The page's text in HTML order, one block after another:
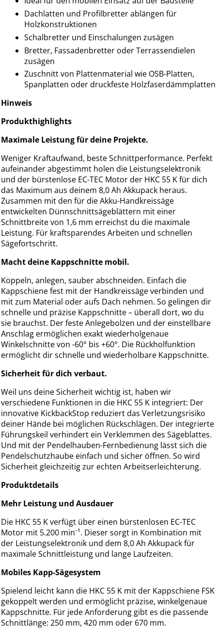
Dachlatten und Profilbretter ablängen für
Holzkonstruktionen
Schalbretter und Einschalungen zusägen
Bretter, Fassadenbretter oder Terrassendielen
zusägen
Zuschnitt von Plattenmaterial wie OSB-Platten,
Spanplatten oder druckfeste Holzfaserdämmplatten
Hinweis
Produkthighlights
Maximale Leistung für deine Projekte.
Weniger Kraftaufwand, beste Schnittperformance. Perfekt
aufeinander abgestimmt holen die Leistungselektronik
und der bürstenlose EC-TEC Motor der HKC 55 K für dich
das Maximum aus deinem 8,0 Ah Akkupack heraus.
Zusammen mit den für die Akku-Handkreissäge
entwickelten Dünnschnittsägeblättern mit einer
Schnittbreite von 1,6 mm erreichst du die maximale
Leistung. Für kraftsparendes Arbeiten und schnellen
Sägefortschritt.
Macht deine Kappschnitte mobil.
Koppeln, anlegen, sauber abschneiden. Einfach die
Kappschiene fest mit der Handkreissäge verbinden und
mit zum Material oder aufs Dach nehmen. So gelingen dir
schnelle und präzise Kappschnitte – überall dort, wo du
sie brauchst. Der feste Anlegebolzen und der einstellbare
Anschlag ermöglichen exakt wiederholgenaue
Winkelschnitte von -60° bis +60°. Die Rückholfunktion
ermöglicht dir schnelle und wiederholbare Kappschnitte.
Sicherheit für dich verbaut.
Weil uns deine Sicherheit wichtig ist, haben wir
verschiedene Funktionen in die HKC 55 K integriert: Der
innovative KickbackStop reduziert das Verletzungsrisiko
deiner Hände bei möglichen Rückschlägen. Der integrierte
Führungskeil verhindert ein Verklemmen des Sägeblattes.
Und mit der Pendelhauben-Fernbedienung lässt sich die
Pendelschutzhaube einfach und sicher öffnen. So wird
Sicherheit gleichzeitig zur echten Arbeitserleichterung.
Produktdetails
Mehr Leistung und Ausdauer
Die HKC 55 K verfügt über einen bürstenlosen EC-TEC
Motor mit 5.200 min⁻¹. Dieser sorgt in Kombination mit
der Leistungselektronik und dem 8,0 Ah Akkupack für
maximale Schnittleistung und lange Laufzeiten.
Mobiles Kapp-Sägesystem
Spielend leicht kann die HKC 55 K mit der Kappschiene FSK
gekoppelt werden und ermöglicht präzise, winkelgenaue
Kappschnitte. Für jede Anforderung gibt es die passende
Schnittlänge: 250 mm, 420 mm oder 670 mm.